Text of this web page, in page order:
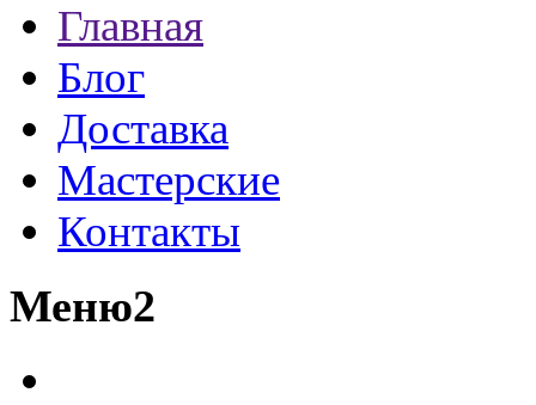
Главная
Блог
Доставка
Мастерские
Контакты
Меню2